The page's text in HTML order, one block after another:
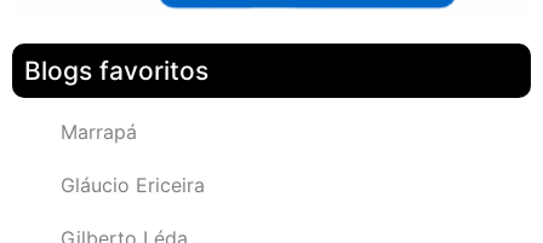
Blogs favoritos
Marrapá
Gláucio Ericeira